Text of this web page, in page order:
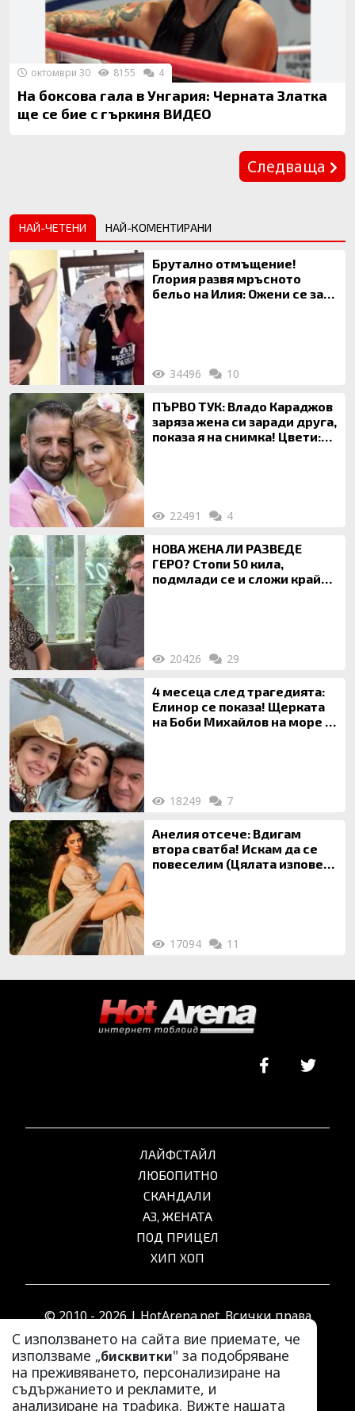
На боксова гала в Унгария: Черната Златка
ще се бие с гъркиня ВИДЕО
октомври 30 8155 4
Следваща
НАЙ-ЧЕТЕНИ НАЙ-КОМЕНТИРАНИ
Брутално отмъщение!
Глория развя мръсното
бельо на Илия: Ожени се за
34496 10
ПЪРВО ТУК: Владо Караджов
заряза жена си заради друга,
показа я на снимка! Цвети:
22491 4
НОВА ЖЕНА ЛИ РАЗВЕДЕ
ГЕРО? Стопи 50 кила,
подмлади се и сложи край
20426 29
4 месеца след трагедията:
Елинор се показа! Щерката
на Боби Михайлов на море с
18249 7
Анелия отсече: Вдигам
втора сватба! Искам да се
повеселим (Цялата изповед
17094 11
С използването на сайта вие приемате, че
използваме „бисквитки" за подобряване
на преживяването, персонализиране на
съдържанието и рекламите, и
анализиране на трафика. Вижте нашата
ЛАЙФСТАЙЛ
ЛЮБОПИТНО
СКАНДАЛИ
АЗ, ЖЕНАТА
ПОД ПРИЦЕЛ
ХИП ХОП
© 2010 - 2026 | HotArena.net. Всички права
запазени.
РЕКЛАМА
КОНТАКТИ